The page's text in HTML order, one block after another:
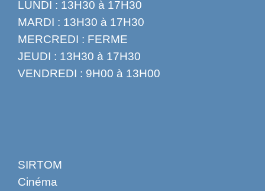
LUNDI : 13H30 à 17H30
MARDI : 13H30 à 17H30
MERCREDI : FERME
JEUDI : 13H30 à 17H30
VENDREDI : 9H00 à 13H00
SIRTOM
Cinéma